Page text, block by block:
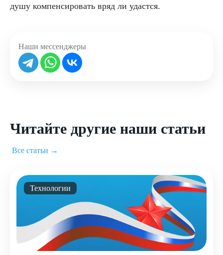
душу компенсировать вряд ли удастся.
Наши мессенджеры
Читайте другие наши статьи
Все статьи →
Технологии